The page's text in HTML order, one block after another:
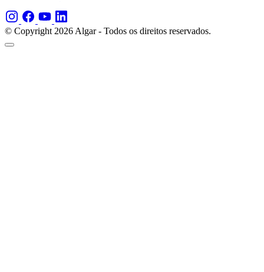
© Copyright 2026 Algar - Todos os direitos reservados.